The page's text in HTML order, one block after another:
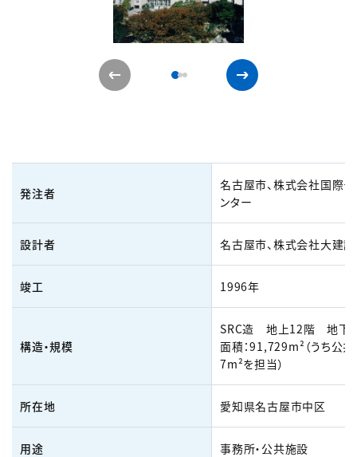
発注者
名古屋市、株式会社国際デ
ンター
設計者 名古屋市、株式会社大建
竣工 1996年
構造・規模
SRC造 地上12階 地下
面積：91,729m²（うち公
7m²を担当）
所在地 愛知県名古屋市中区
用途 事務所・公共施設